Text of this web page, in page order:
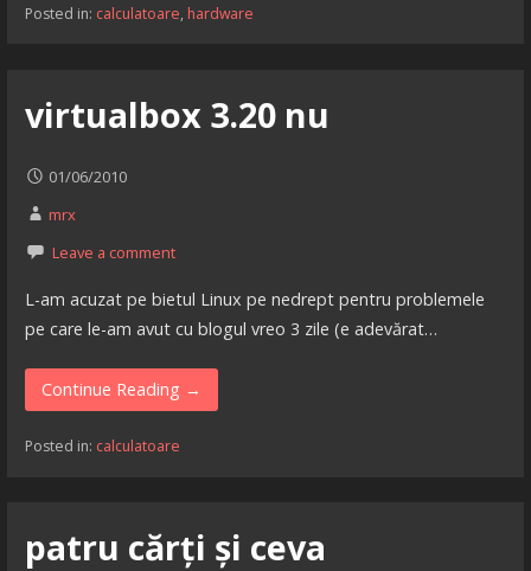
Posted in: calculatoare, hardware
virtualbox 3.20 nu
01/06/2010
mrx
Leave a comment
L-am acuzat pe bietul Linux pe nedrept pentru problemele
pe care le-am avut cu blogul vreo 3 zile (e adevărat…
Continue Reading →
Posted in: calculatoare
patru cărți și ceva